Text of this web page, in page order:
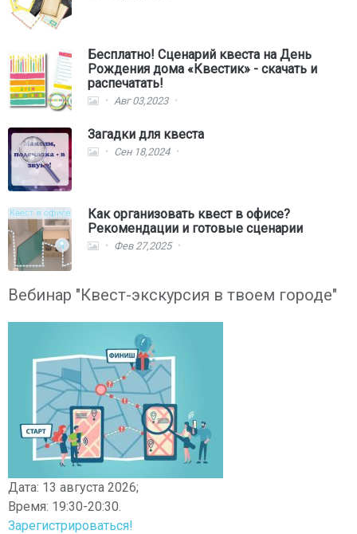
Бесплатно! Сценарий квеста на День
Рождения дома «Квестик» - скачать и
распечатать!
Авг 03,2023
Загадки для квеста
Сен 18,2024
Как организовать квест в офисе?
Рекомендации и готовые сценарии
Фев 27,2025
Вебинар "Квест-экскурсия в твоем городе"
Дата: 13 августа 2026;
Время: 19:30-20:30.
Зарегистрироваться!